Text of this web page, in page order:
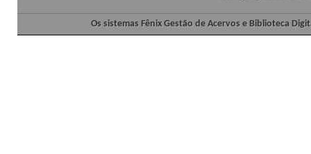
Os sistemas Fênix Gestão de Acervos e Biblioteca